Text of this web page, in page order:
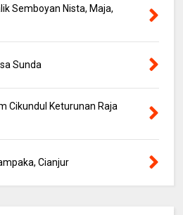
Semboyan Nista, Maja,
Sunda
Cikundul Keturunan Raja
Cianjur